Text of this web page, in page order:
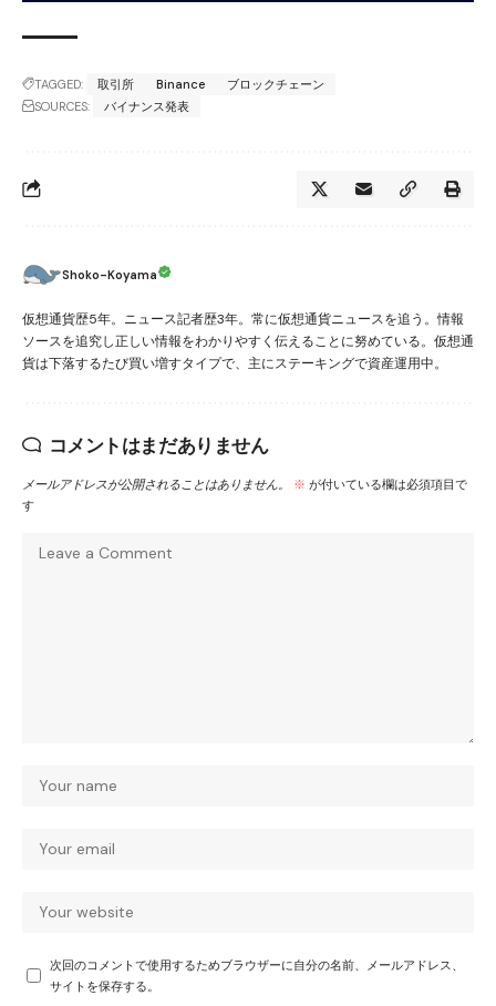
TAGGED: 取引所 Binance
ブロックチェーン
SOURCES:
バイナンス発表
Shoko-Koyama
仮想通貨歴5年。ニュース記者歴3年。常に仮想通貨ニュースを追う。情報
ソースを追究し正しい情報をわかりやすく伝えることに努めている。仮想通
貨は下落するたび買い増すタイプで、主にステーキングで資産運用中。
コメントはまだありません
メールアドレスが公開されることはありません。 ※ が付いている欄は必須項目で
す
次回のコメントで使用するためブラウザーに自分の名前、メールアドレス、
サイトを保存する。